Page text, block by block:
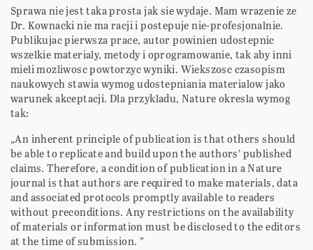
Sprawa nie jest taka prosta jak sie wydaje. Mam wrazenie ze
Dr. Kownacki nie ma racji i postepuje nie-profesjonalnie.
Publikujac pierwsza prace, autor powinien udostepnic
wszelkie materialy, metody i oprogramowanie, tak aby inni
mieli mozliwosc powtorzyc wyniki. Wiekszosc czasopism
naukowych stawia wymog udostepniania materialow jako
warunek akceptacji. Dla przykladu, Nature okresla wymog
tak:
„An inherent principle of publication is that others should
be able to replicate and build upon the authors’ published
claims. Therefore, a condition of publication in a Nature
journal is that authors are required to make materials, data
and associated protocols promptly available to readers
without preconditions. Any restrictions on the availability
of materials or information must be disclosed to the editors
at the time of submission. ”